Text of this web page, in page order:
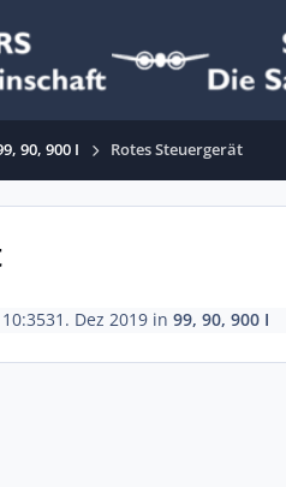
90, 900 I Rotes Steuergerät
31. Dez 2019in 99, 90, 900 I